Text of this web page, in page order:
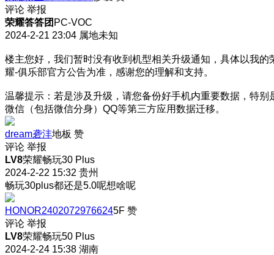
评论 举报
荣耀答答团 PC-VOC
2024-2-21 23:04 属地未知
楼主您好，我们暂时没有收到机型相关升级通知，具体以我的
耀-俱乐部官方公告为准，感谢您的理解和支持。
温馨提示：若是涉及升级，请您备份好手机内重要数据，特别
微信（包括微信分身）QQ等第三方应用数据迁移。
dream砻沣地板 赞
评论 举报
LV8荣耀畅玩30 Plus
2024-2-22 15:32 贵州
畅玩30plus都还是5.0呢想啥呢
HONOR24020729766245F 赞
评论 举报
LV8荣耀畅玩50 Plus
2024-2-24 15:38 湖南